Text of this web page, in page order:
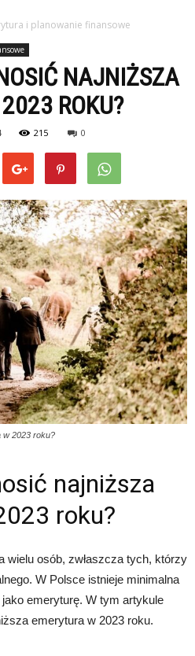
i planowanie finansowe
NAJNIŻSZA
ROKU?
215 0
w 2023 roku?
najniższa
roku?
wielu osób, zwłaszcza tych, którzy
W Polsce istnieje minimalna
emeryturę. W tym artykule
emerytura w 2023 roku.